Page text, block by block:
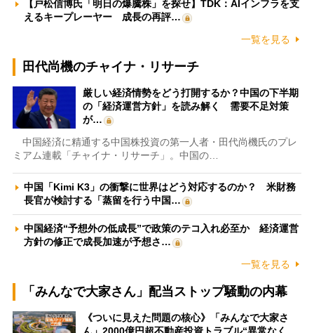
【戸松信博氏「明日の爆騰株」を探せ】TDK：AIインフラを支
えるキープレーヤー 成長の再評…
一覧を見る
田代尚機のチャイナ・リサーチ
厳しい経済情勢をどう打開するか？中国の下半期
の「経済運営方針」を読み解く 需要不足対策
が…
中国経済に精通する中国株投資の第一人者・田代尚機氏のプレ
ミアム連載「チャイナ・リサーチ」。中国の…
中国「Kimi K3」の衝撃に世界はどう対応するのか？ 米財務
長官が検討する「蒸留を行う中国…
中国経済“予想外の低成長”で政策のテコ入れ必至か 経済運営
方針の修正で成長加速が予想さ…
一覧を見る
「みんなで大家さん」配当ストップ騒動の内幕
《ついに見えた問題の核心》「みんなで大家さ